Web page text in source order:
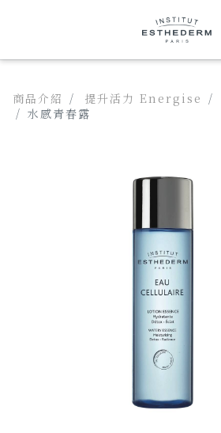
商品介紹 提升活力 Energise
水感青春露